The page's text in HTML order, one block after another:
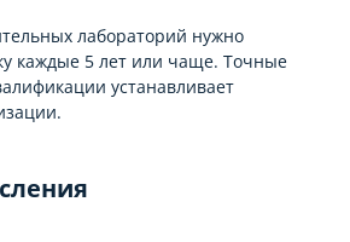
лабораторий нужно
каждые 5 лет или чаще. Точные
устанавливает